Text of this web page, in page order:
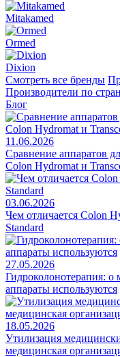
Mitakamed
Ormed
Dixion
Смотреть все бренды
Производители по
Блог
11.06.2026
Сравнение аппаратов
Colon Hydromat и
03.06.2026
Чем отличается Colon
Standard
27.05.2026
Гидроколонотерапия: о
аппараты используются
18.05.2026
Утилизация
медицинская